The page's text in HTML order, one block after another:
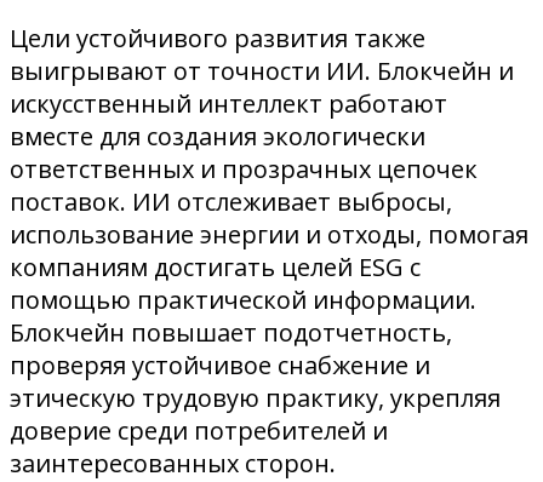
Цели устойчивого развития также
выигрывают от точности ИИ. Блокчейн и
искусственный интеллект работают
вместе для создания экологически
ответственных и прозрачных цепочек
поставок. ИИ отслеживает выбросы,
использование энергии и отходы, помогая
компаниям достигать целей ESG с
помощью практической информации.
Блокчейн повышает подотчетность,
проверяя устойчивое снабжение и
этическую трудовую практику, укрепляя
доверие среди потребителей и
заинтересованных сторон.